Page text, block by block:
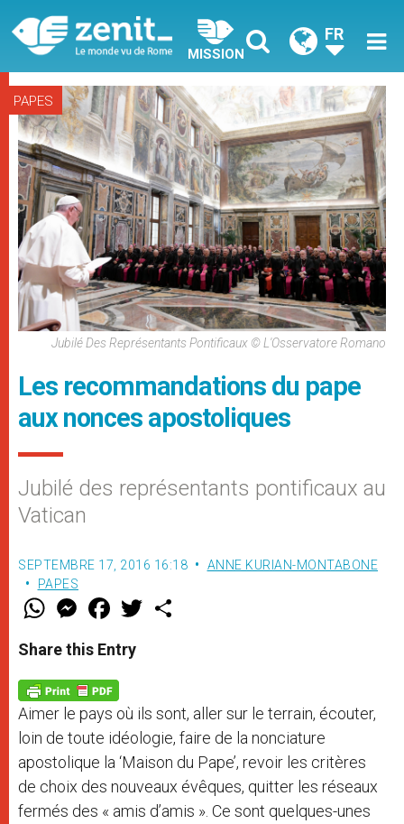
MISSION
FR
PAPES
Jubilé Des Représentants Pontificaux © L'Osservatore Romano
Les recommandations du pape
aux nonces apostoliques
Jubilé des représentants pontificaux au
Vatican
SEPTEMBRE 17, 2016 16:18
ANNE KURIAN-MONTABONE
PAPES
W
t
s
p
p
M
e
s
e
g
e
r
F
a
e
b
o
k
w
Share this Entry
Aimer le pays où ils sont, aller sur le terrain, écouter,
loin de toute idéologie, faire de la nonciature
apostolique la ‘Maison du Pape’, revoir les critères
de choix des nouveaux évêques, quitter les réseaux
fermés des « amis d’amis ». Ce sont quelques-unes